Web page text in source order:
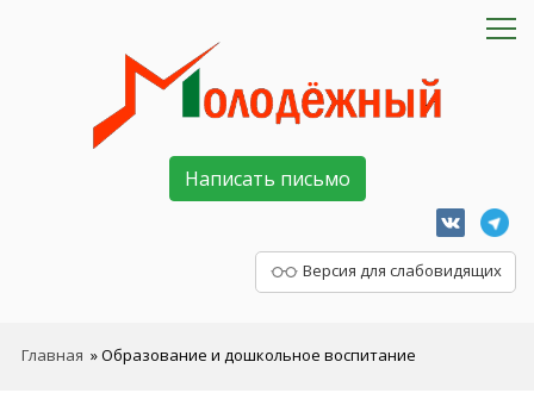
Написать письмо
Версия для слабовидящих
Главная »Образование и дошкольное воспитание